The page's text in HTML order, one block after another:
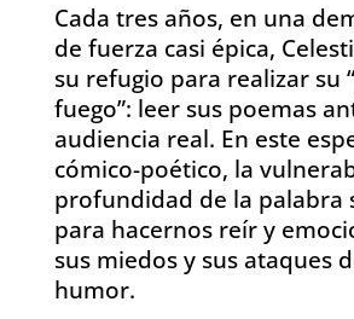
Cada tres años, en una
de fuerza casi épica,
su refugio para realizar su
fuego”: leer sus poemas
audiencia real. En este
cómico-poético, la
profundidad de la palabra
para hacernos reír y
sus miedos y sus ataques
humor.